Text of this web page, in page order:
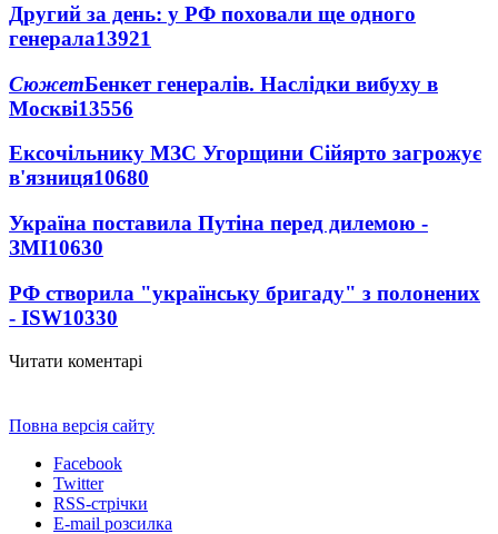
Другий за день: у РФ поховали ще одного
генерала13921
СюжетБенкет генералів. Наслідки вибуху в
Москві13556
Ексочільнику МЗС Угорщини Сійярто загрожує
в'язниця10680
Україна поставила Путіна перед дилемою -
ЗМІ10630
РФ створила "українську бригаду" з полонених
- ISW10330
Читати коментарі
Повна версія сайту
Facebook
Twitter
RSS-стрічки
E-mail розсилка